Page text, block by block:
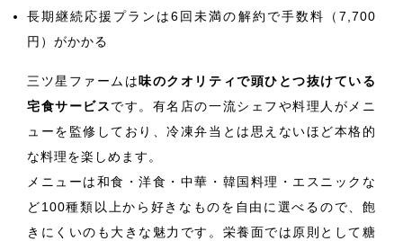
長期継続応援プランは6回未満の解約で手数料（7,700
円）がかかる
三ツ星ファームは 味のクオリティで頭ひとつ抜けている
宅食サービスです。有名店の一流シェフや料理人がメニ
ューを監修しており、冷凍弁当とは思えないほど本格的
な料理を楽しめます。
メニューは和食・洋食・中華・韓国料理・エスニックな
ど100種類以上から好きなものを自由に選べるので、飽
きにくいのも大きな魅力です。栄養面では原則として糖